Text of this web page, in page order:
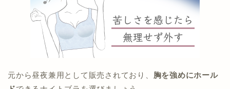
元から昼夜兼用として販売されており、 胸を強めにホール